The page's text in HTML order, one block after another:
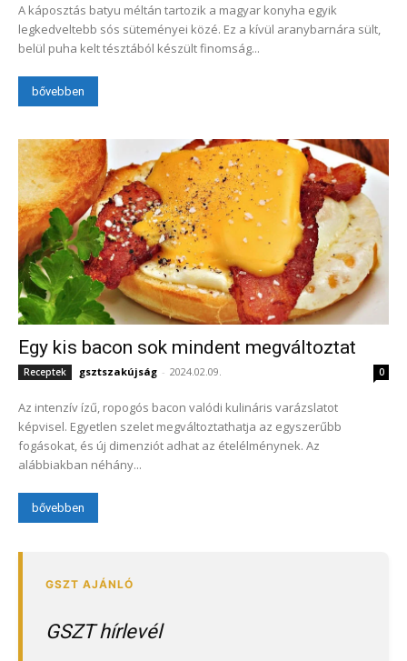
A káposztás batyu méltán tartozik a magyar konyha egyik
legkedveltebb sós süteményei közé. Ez a kívül aranybarnára sült,
belül puha kelt tésztából készült finomság...
bővebben
Egy kis bacon sok mindent megváltoztat
Receptek gsztszakújság - 2024.02.09. 0
Az intenzív ízű, ropogós bacon valódi kulináris varázslatot
képvisel. Egyetlen szelet megváltoztathatja az egyszerűbb
fogásokat, és új dimenziót adhat az ételélménynek. Az
alábbiakban néhány...
bővebben
GSZT hírlevél